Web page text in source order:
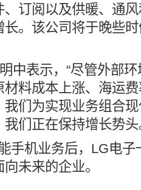
订阅以及供暖、通
。该公司将于晚些
中表示，“尽管外部
料成本上涨、海运
们为实现业务组合
们正在保持增长势头
手机业务后，LG电
未来的企业。